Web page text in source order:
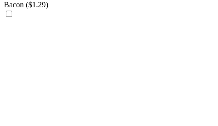
Bacon ($1.29)